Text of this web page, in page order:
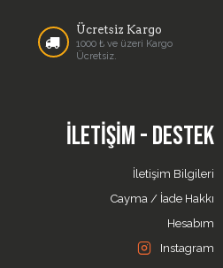
Ücretsiz Kargo
1000 ₺ ve üzeri Kargo
Ücretsiz.
İLETIŞIM - DESTEK
İletişim Bilgileri
Cayma / İade Hakkı
Hesabım
Instagram